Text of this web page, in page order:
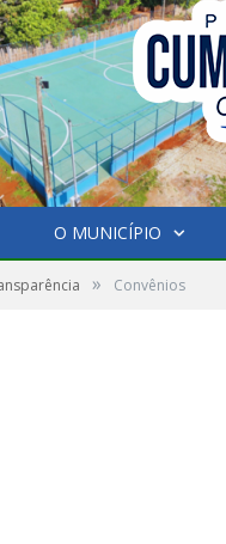
O MUNICÍPIO
» Convênios